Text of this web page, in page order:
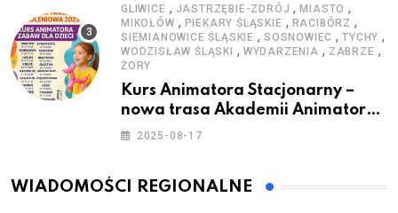
GLIWICE , JASTRZĘBIE-ZDRÓJ ,MIASTO ,
MIKOŁÓW , PIEKARY ŚLĄSKIE , RACIBÓRZ ,
SIEMIANOWICE ŚLĄSKIE ,SOSNOWIEC ,TYCHY ,
WODZISŁAW ŚLĄSKI , WYDARZENIA , ZABRZE ,
ŻORY
Kurs Animatora Stacjonarny –
nowa trasa Akademii Animatora
– jesień 2025
2025-08-17
WIADOMOŚCI REGIONALNE